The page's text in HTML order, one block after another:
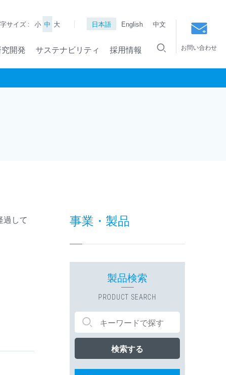
サイズ : 小 中 大 日本語 English 中文
開発 サステナビリティ 採用情報 お問い合わせ
過して
事業・製品
製品検索
PRODUCT SEARCH
検索する